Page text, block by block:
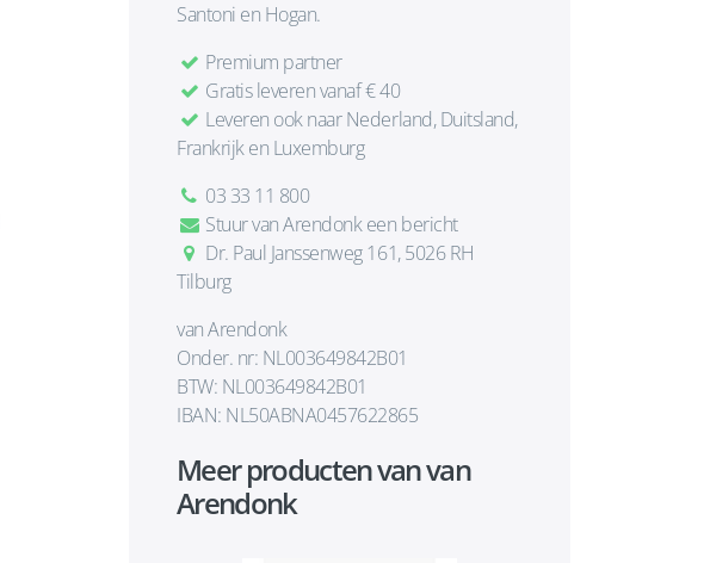
Santoni en Hogan.
Premium partner
Gratis leveren vanaf € 40
Leveren ook naar Nederland, Duitsland,
Frankrijk en Luxemburg
03 33 11 800
Stuur van Arendonk een bericht
Dr. Paul Janssenweg 161, 5026 RH
Tilburg
van Arendonk
Onder. nr: NL003649842B01
BTW: NL003649842B01
IBAN: NL50ABNA0457622865
Meer producten van van
Arendonk